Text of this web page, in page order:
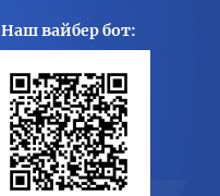
Наш вайбер бот: